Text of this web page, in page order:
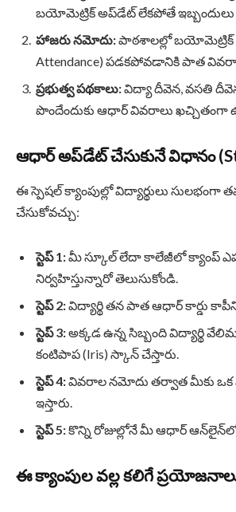
బయోమెట్రిక్ అప్‌డేట్ లేకపోతే
హాజరు నమోదు:పాఠశాలల్లో బయోమెట్రిక్
Attendance) పడకపోవడానికి పాత
ప్రభుత్వ పథకాలు:విద్యా దీవెన, వసతి
పొందేందుకు ఆధార్ వివరాలు ఖచ్చితంగా
ఆధార్ అప్‌డేట్ చేసుకునే విధానం
ఈ స్పెషల్ క్యాంపుల్లో విద్యార్థులు
చేసుకోవచ్చు:
స్టెప్ 1:మీ స్కూల్ లేదా కాలేజీలో క్యాంప్
నిర్వహిస్తున్నారో తెలుసుకోండి.
స్టెప్ 2:విద్యార్థి తన పాత ఆధార్ కార్డు
స్టెప్ 3:అక్కడ ఉన్న సిబ్బంది విద్యార్థి
కంటిపాప (Iris) స్కాన్ చేస్తారు.
స్టెప్ 4:వివరాల నమోదు తర్వాత మీకు ఒక
ఇస్తారు.
స్టెప్ 5:కొన్ని రోజుల్లోనే మీ ఆధార్
ఈ క్యాంపుల వల్ల కలిగే